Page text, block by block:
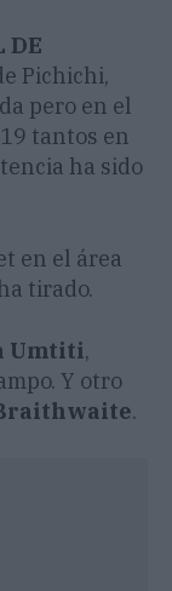
DE
Pichichi,
pero en el
tantos en
ha sido
en el área
tirado.
Umtiti,
Y otro
.